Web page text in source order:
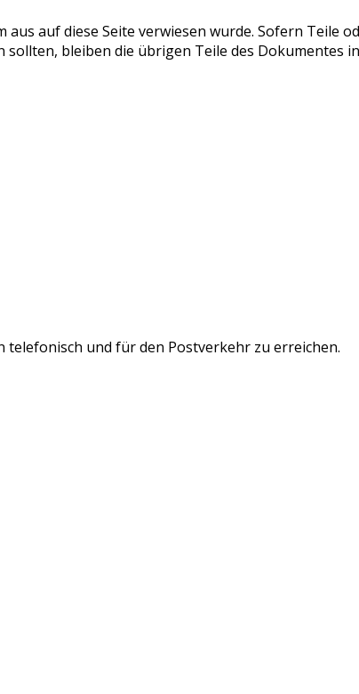
auf diese Seite verwiesen wurde. Sofern Teile
bleiben die übrigen Teile des Dokumentes
telefonisch und für den Postverkehr zu erreichen.